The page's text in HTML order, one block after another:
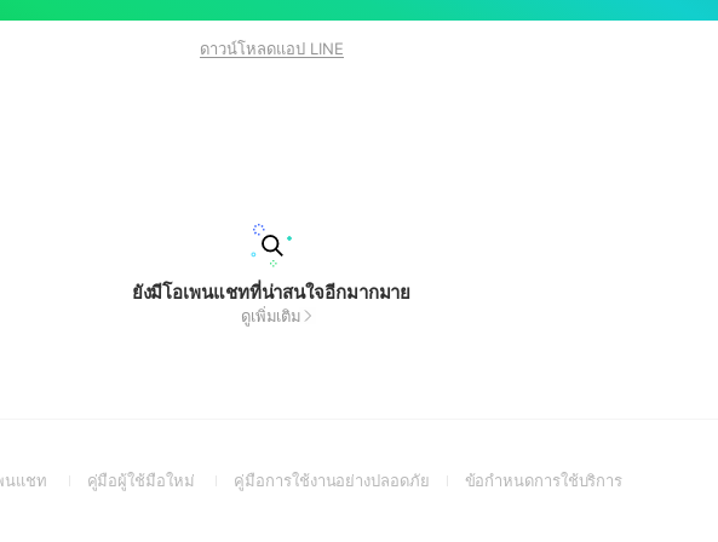
ดาวน์โหลดแอป LINE
ยังมีโอเพนแชทที่น่าสนใจอีกมากมาย
ดูเพิ่มเติม
นแชท
(Openคู่มือผู้ใช้มือใหม่
(Openคู่มือการใช้งานอย่างปลอดภัย(Openข้อกำหนดการใช้บริการ(Open